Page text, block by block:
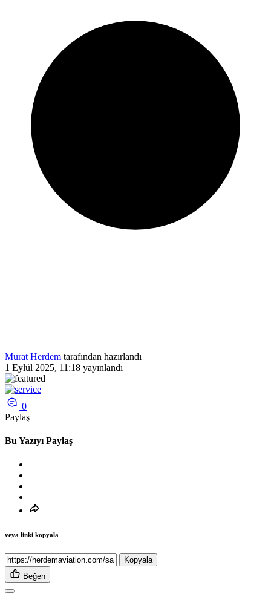
Murat Herdem tarafından hazırlandı
1 Eylül 2025, 11:18 yayınlandı
0
Paylaş
Bu Yazıyı Paylaş
veya linki kopyala
Kopyala
Beğen